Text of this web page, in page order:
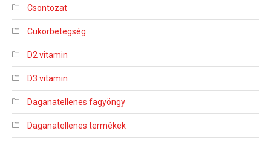
Csontozat
Cukorbetegség
D2 vitamin
D3 vitamin
Daganatellenes fagyöngy
Daganatellenes termékek